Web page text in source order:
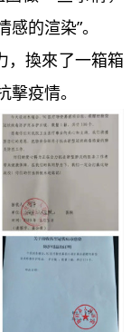
的渲染”。
換來了一箱箱
疫情。